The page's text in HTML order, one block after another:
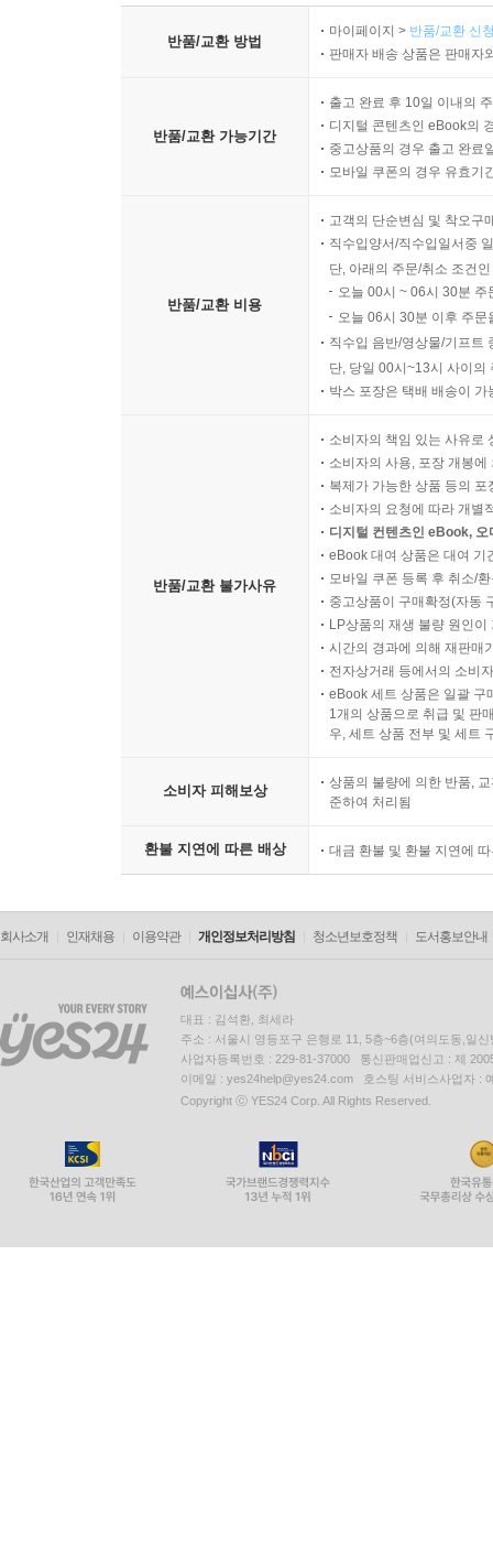
반품/교환 방법
마이페이지 > 반품/교환 신
판매자 배송 상품은 판매자
반품/교환 가능기간
출고 완료 후 10일 이내의
디지털 콘텐츠인 eBook의
중고상품의 경우 출고 완료
모바일 쿠폰의 경우 유효기
반품/교환 비용
고객의 단순변심 및 착오구
직수입양서/직수입일서중
단, 아래의 주문/취소 조건
오늘 00시 ~ 06시 30분
오늘 06시 30분 이후 주
직수입 음반/영상물/기프트
단, 당일 00시~13시 사이의
박스 포장은 택배 배송이
반품/교환 불가사유
소비자의 책임 있는 사유로
소비자의 사용, 포장 개봉
복제가 가능한 상품 등의
소비자의 요청에 따라 개별
디지털 컨텐츠인 eBook,
eBook 대여 상품은 대여 기
모바일 쿠폰 등록 후 취소/
중고상품이 구매확정(자동
LP상품의 재생 불량 원인
시간의 경과에 의해 재판매
전자상거래 등에서의 소비
eBook 세트 상품은 일괄 구
1개의 상품으로 취급 및 판
우, 세트 상품 전부 및 세트
소비자 피해보상
상품의 불량에 의한 반품,
준하여 처리됨
환불 지연에 따른 배상 대금 환불 및 환불 지연에
회사소개 인재채용 이용약관 개인정보처리방침 청소년보호정책 도서홍보안내
대표 : 김석환, 최세라
주소 : 서울시 영등포구 은행로 11, 5층~6층(여의도동,일신
사업자등록번호 : 229-81-37000 통신판매업신고 : 제
이메일 : yes24help@yes24.com 호스팅 서비스사업자 :
Copyright ⓒ YES24 Corp. All Rights Reserved.